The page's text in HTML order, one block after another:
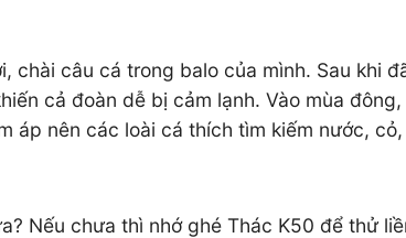
chài câu cá trong balo của mình. Sau khi
cả đoàn dễ bị cảm lạnh. Vào mùa
áp nên các loài cá thích tìm kiếm nước,
Nếu chưa thì nhớ ghé Thác K50 để thử